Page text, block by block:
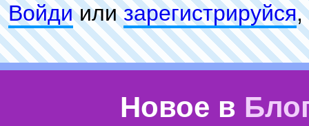
Войдиилизарeгиcтpируйся,
Новое в